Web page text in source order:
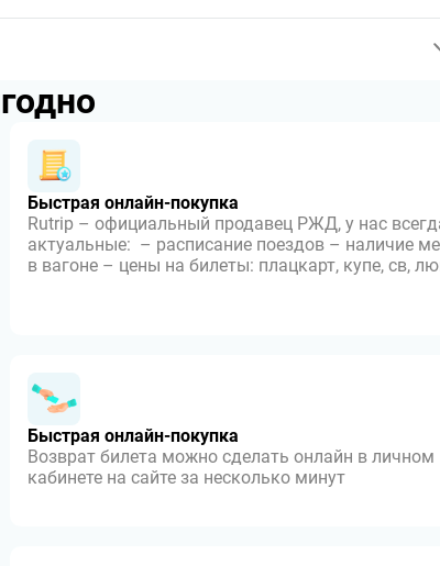
Быстрая онлайн-покупка
Rutrip – официальный продавец РЖД, у нас
актуальные: – расписание поездов – наличие
в вагоне – цены на билеты: плацкарт, купе, св,
Быстрая онлайн-покупка
Возврат билета можно сделать онлайн в личном
кабинете на сайте за несколько минут